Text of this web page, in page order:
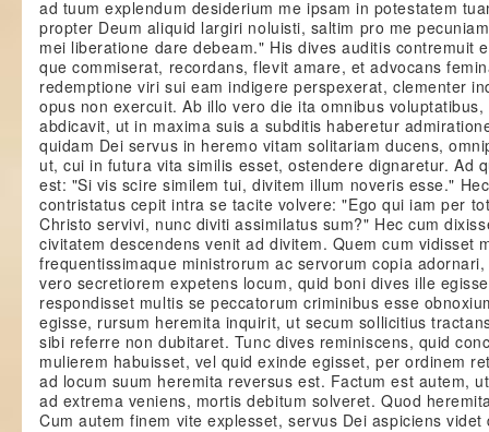
ad tuum explendum desiderium me ipsam in potestatem
propter Deum aliquid largiri noluisti, saltim pro me
mei liberatione dare debeam." His dives auditis contremuit
que commiserat, recordans, flevit amare, et advocans
redemptione viri sui eam indigere perspexerat, clementer
opus non exercuit. Ab illo vero die ita omnibus
abdicavit, ut in maxima suis a subditis haberetur
quidam Dei servus in heremo vitam solitariam ducens,
ut, cui in futura vita similis esset, ostendere dignaretur. Ad
est: "Si vis scire similem tui, divitem illum noveris esse."
contristatus cepit intra se tacite volvere: "Ego qui iam per
Christo servivi, nunc diviti assimilatus sum?" Hec cum
civitatem descendens venit ad divitem. Quem cum vidisset
frequentissimaque ministrorum ac servorum copia
vero secretiorem expetens locum, quid boni dives ille
respondisset multis se peccatorum criminibus esse
egisse, rursum heremita inquirit, ut secum sollicitius
sibi referre non dubitaret. Tunc dives reminiscens, quid
mulierem habuisset, vel quid exinde egisset, per ordinem
ad locum suum heremita reversus est. Factum est autem,
ad extrema veniens, mortis debitum solveret. Quod
Cum autem finem vite explesset, servus Dei aspiciens